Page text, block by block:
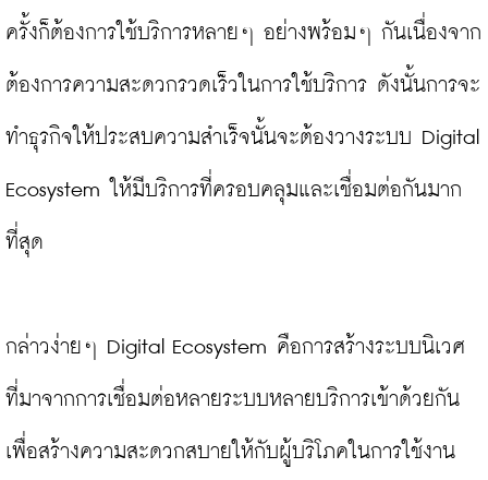
ครั้งก็ต้องการใช้บริการหลายๆ อย่างพร้อมๆ กันเนื่องจาก
ต้องการความสะดวกรวดเร็วในการใช้บริการ ดังนั้นการจะ
ทำธุรกิจให้ประสบความสำเร็จนั้นจะต้องวางระบบ Digital
Ecosystem ให้มีบริการที่ครอบคลุมและเชื่อมต่อกันมาก
ที่สุด
กล่าวง่ายๆ Digital Ecosystem คือการสร้างระบบนิเวศ
ที่มาจากการเชื่อมต่อหลายระบบหลายบริการเข้าด้วยกัน
เพื่อสร้างความสะดวกสบายให้กับผู้บริโภคในการใช้งาน